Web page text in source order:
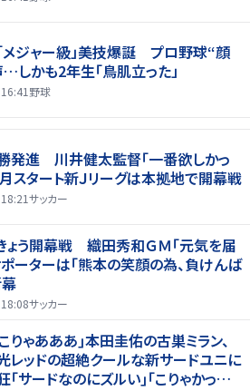
メジャー級」美技爆誕 プロ野球“顔
しかも2年生「鳥肌立った」
野球
勝発進 川井健太監督「一番欲しかっ
スタート新Ｊリーグは本拠地で開幕戦
サッカー
ょう開幕戦 織田秀和ＧＭ「元気を届
ーターは「熊本の笑顔の為、負けんば
サッカー
りゃあああ｣本田圭佑の古巣ミラン、
ッドの超絶クールな新サードユニに
｢サードなのにズルい｣｢こりゃかっけ